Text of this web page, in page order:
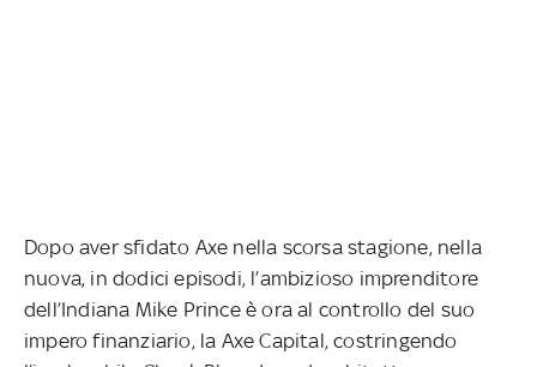
Dopo aver sfidato Axe nella scorsa stagione, nella
nuova, in dodici episodi, l’ambizioso imprenditore
dell’Indiana Mike Prince è ora al controllo del suo
impero finanziario, la Axe Capital, costringendo